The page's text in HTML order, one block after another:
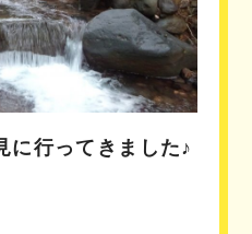
に行ってきました♪